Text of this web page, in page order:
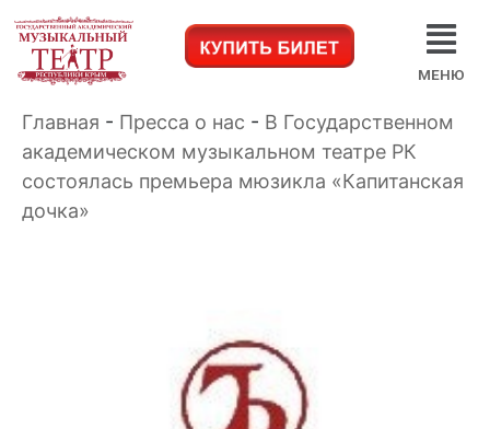
МЕНЮ
Главная - Пресса о нас - В Государственном
академическом музыкальном театре РК
состоялась премьера мюзикла «Капитанская
дочка»